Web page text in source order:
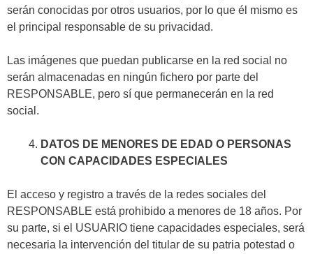
serán conocidas por otros usuarios, por lo que él mismo es
el principal responsable de su privacidad.
Las imágenes que puedan publicarse en la red social no
serán almacenadas en ningún fichero por parte del
RESPONSABLE, pero sí que permanecerán en la red
social.
DATOS DE MENORES DE EDAD O PERSONAS
CON CAPACIDADES ESPECIALES
El acceso y registro a través de la redes sociales del
RESPONSABLE está prohibido a menores de 18 años. Por
su parte, si el USUARIO tiene capacidades especiales, será
necesaria la intervención del titular de su patria potestad o